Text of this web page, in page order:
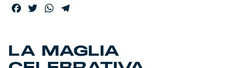
Facebook
TwitterWhatsApp
LA MAGLIA